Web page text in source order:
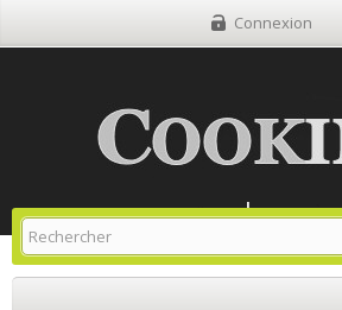
Connexion
Site Grill Gaz Retour À